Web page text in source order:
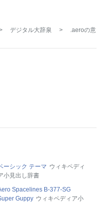
デジタル大辞泉 > .aeroの意
ーシック テーマ ウィキペディ
小見出し辞書
Spacelines B-377-SG
Guppy ウィキペディア小